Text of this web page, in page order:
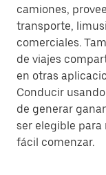
camiones,
transporte,
comerciales.
de viajes
en otras
Conducir
de generar
ser elegible para
fácil comenzar.